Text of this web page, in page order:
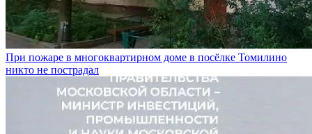
При пожаре в многоквартирном доме в посёлке Томилино
никто не пострадал